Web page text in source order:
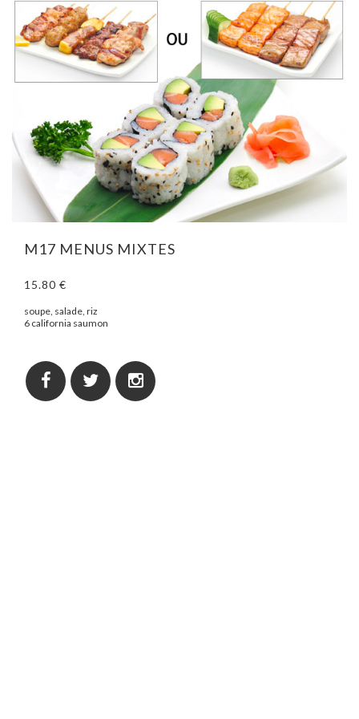
M17 MENUS MIXTES
15.80 €
soupe, salade, riz
6 california saumon